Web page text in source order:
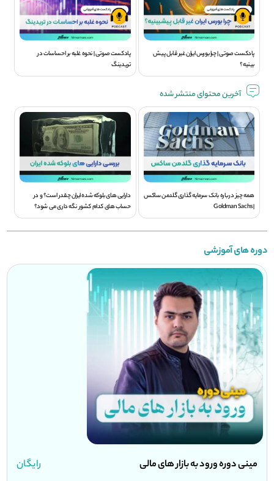
پادکست صوتی | چرا بورس ایران غیر قابل پیش
بینیه؟
پادکست صوتی | نحوه غلبه بر احساسات در
تریدینگ
آخرین محتوای منتشر شده
همه چیز درباره بانک سرمایه گذاری گلدمن ساکس
| Goldman Sachs
دارایی های بلوکه شده ایران چقدر است؟ و در
حساب های کدام کشور نگه داری می شود؟
دوره های آموزشی
مینی دوره ورود به بازار های مالی رایگان